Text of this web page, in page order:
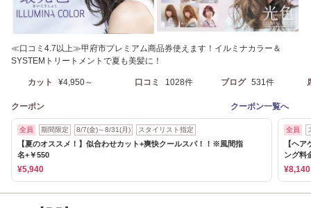
≪口コミ4.7以上≫甲府市プレミアム商品券使えます！イルミナカラー＆
SYSTEMトリートメントで夏も美髪に！
カット ¥4,950～ 口コミ 1028件 ブログ 531件
クーポン クーポン一覧へ
全員 期間限定 8/7(金)～8/31(月) スタイリスト指定
【夏のオススメ！】似合わせカット+爽快クールスパ！！※風間指
名+￥550
¥5,940
全員
【ヘ
ング料
¥8,140